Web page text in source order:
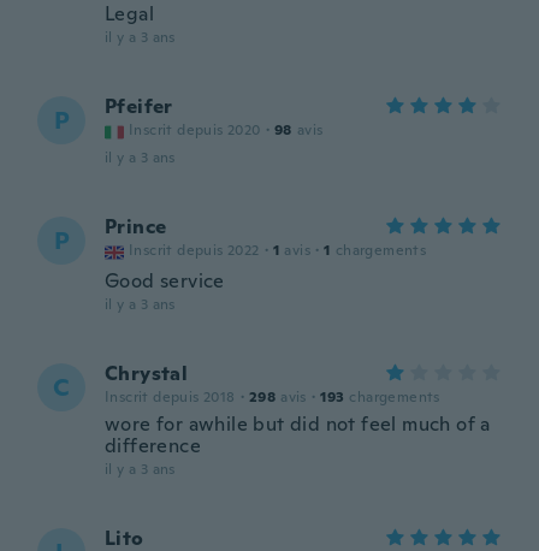
Legal
il y a 3 ans
P Pfeifer
Inscrit depuis 2020 · 98 avis
il y a 3 ans
P Prince
Inscrit depuis 2022 · 1 avis · 1 chargements
Good service
il y a 3 ans
C Chrystal
Inscrit depuis 2018 · 298 avis · 193 chargements
wore for awhile but did not feel much of a
difference
il y a 3 ans
Lito